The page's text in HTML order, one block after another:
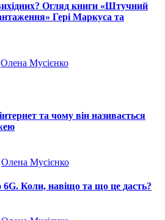
Огляд книги «Штучний
Гері Маркуса та
Олена Мусієнко
та чому він називається
Олена Мусієнко
6G. Коли, навіщо та що це даcть?